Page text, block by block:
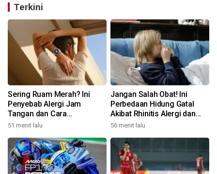
Terkini
Sering Ruam Merah? Ini
Penyebab Alergi Jam
Tangan dan Cara
Mengatasinya
51 menit lalu
Jangan Salah Obat! Ini
Perbedaan Hidung Gatal
Akibat Rhinitis Alergi dan
Pilek Infeksi
56 menit lalu